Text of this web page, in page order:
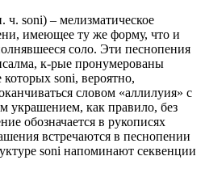
ч. soni) – мелизматическое
имеющее ту же форму, что и
соло. Эти песнопения
к-рые пронумерованы
soni, вероятно,
cловом «аллилуия» с
украшением, как правило, без
обозначается в рукописях
встречаются в песнопении
soni напоминают секвенции